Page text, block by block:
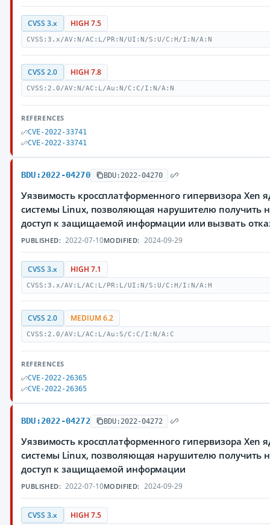
CVSS 3.x HIGH 7.5
CVSS:3.x/AV:N/AC:L/PR:N/UI:N/S:U/C:H/I:N/A:N
CVSS 2.0 HIGH 7.8
CVSS:2.0/AV:N/AC:L/Au:N/C:C/I:N/A:N
REFERENCES
CVE-2022-33741
CVE-2022-33741
BDU:2022-04270 BDU:2022-04270
Уязвимость кроссплатформенного гипервизора Xen
системы Linux, позволяющая нарушителю получить
доступ к защищаемой информации или вызвать
PUBLISHED: 2022-07-10MODIFIED: 2024-09-29
CVSS 3.x HIGH 7.1
CVSS:3.x/AV:L/AC:L/PR:L/UI:N/S:U/C:H/I:N/A:H
CVSS 2.0 MEDIUM 6.2
CVSS:2.0/AV:L/AC:L/Au:S/C:C/I:N/A:C
REFERENCES
CVE-2022-26365
CVE-2022-26365
BDU:2022-04272 BDU:2022-04272
Уязвимость кроссплатформенного гипервизора Xen
системы Linux, позволяющая нарушителю получить
доступ к защищаемой информации
PUBLISHED: 2022-07-10MODIFIED: 2024-09-29
CVSS 3.x HIGH 7.5